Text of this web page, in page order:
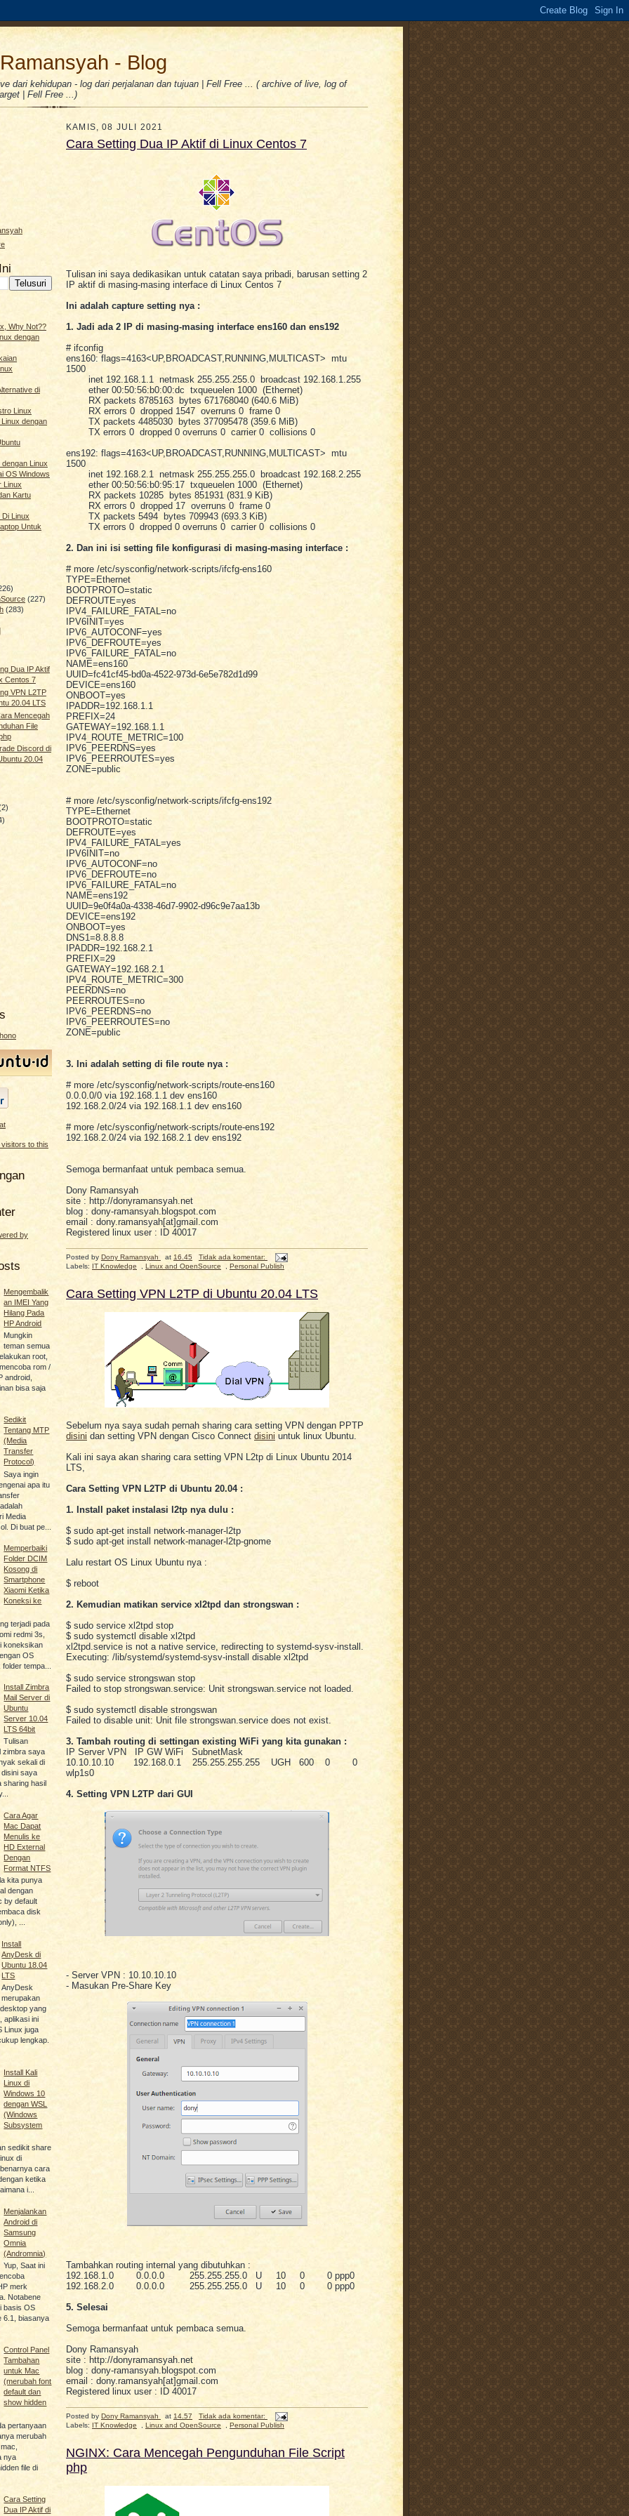
- Blog
dari kehidupan - log dari perjalanan dan tujuan | Fell Free ... ( archive of live, log of
| Fell Free ...)
Why Not??
dengan
di
Linux
dengan
Linux
OS Windows
Linux
Kartu
Linux
Untuk
(227)
(283)
Dua IP Aktif
Centos 7
VPN L2TP
20.04 LTS
Mencegah
File
Discord di
20.04
Mengembalik
an IMEI Yang
Hilang Pada
HP Android
Mungkin
teman semua
root,
rom /
android,
bisa saja
Sedikit
Tentang MTP
(Media
Transfer
Protocol)
Saya ingin
apa itu
Media
Di buat pe...
Memperbaiki
Folder DCIM
Kosong di
Smartphone
Xiaomi Ketika
Koneksi ke
terjadi pada
redmi 3s,
koneksikan
OS
tempa...
Install Zimbra
Mail Server di
Ubuntu
Server 10.04
LTS 64bit
Tulisan
zimbra saya
sekali di
saya
sharing hasil
Cara Agar
Mac Dapat
Menulis ke
HD External
Dengan
Format NTFS
kita punya
dengan
by default
disk
...
Install
AnyDesk di
Ubuntu 18.04
LTS
AnyDesk
merupakan
yang
aplikasi ini
Linux juga
lengkap.
Install Kali
Linux di
Windows 10
dengan WSL
(Windows
Subsystem
sedikit share
di
cara
ketika
i...
Menjalankan
Android di
Samsung
Omnia
(Andromnia)
Yup, Saat ini
merk
Notabene
basis OS
6.1, biasanya
Control Panel
Tambahan
untuk Mac
(merubah font
default dan
show hidden
pertanyaan
merubah
nya
file di
Cara Setting
Dua IP Aktif di
KAMIS, 08 JULI 2021
Cara Setting Dua IP Aktif di Linux Centos 7
Tulisan ini saya dedikasikan untuk catatan saya pribadi, barusan setting 2
IP aktif di masing-masing interface di Linux Centos 7
Ini adalah capture setting nya :
1. Jadi ada 2 IP di masing-masing interface ens160 dan ens192
# ifconfig
ens160: flags=4163<UP,BROADCAST,RUNNING,MULTICAST> mtu
1500
inet 192.168.1.1 netmask 255.255.255.0 broadcast 192.168.1.255
ether 00:50:56:b0:00:dc txqueuelen 1000 (Ethernet)
RX packets 8785163 bytes 671768040 (640.6 MiB)
RX errors 0 dropped 1547 overruns 0 frame 0
TX packets 4485030 bytes 377095478 (359.6 MiB)
TX errors 0 dropped 0 overruns 0 carrier 0 collisions 0
ens192: flags=4163<UP,BROADCAST,RUNNING,MULTICAST> mtu
1500
inet 192.168.2.1 netmask 255.255.255.0 broadcast 192.168.2.255
ether 00:50:56:b0:95:17 txqueuelen 1000 (Ethernet)
RX packets 10285 bytes 851931 (831.9 KiB)
RX errors 0 dropped 17 overruns 0 frame 0
TX packets 5494 bytes 709943 (693.3 KiB)
TX errors 0 dropped 0 overruns 0 carrier 0 collisions 0
2. Dan ini isi setting file konfigurasi di masing-masing interface :
# more /etc/sysconfig/network-scripts/ifcfg-ens160
TYPE=Ethernet
BOOTPROTO=static
DEFROUTE=yes
IPV4_FAILURE_FATAL=no
IPV6INIT=yes
IPV6_AUTOCONF=yes
IPV6_DEFROUTE=yes
IPV6_FAILURE_FATAL=no
NAME=ens160
UUID=fc41cf45-bd0a-4522-973d-6e5e782d1d99
DEVICE=ens160
ONBOOT=yes
IPADDR=192.168.1.1
PREFIX=24
GATEWAY=192.168.1.1
IPV4_ROUTE_METRIC=100
IPV6_PEERDNS=yes
IPV6_PEERROUTES=yes
ZONE=public
# more /etc/sysconfig/network-scripts/ifcfg-ens192
TYPE=Ethernet
BOOTPROTO=static
DEFROUTE=yes
IPV4_FAILURE_FATAL=yes
IPV6INIT=no
IPV6_AUTOCONF=no
IPV6_DEFROUTE=no
IPV6_FAILURE_FATAL=no
NAME=ens192
UUID=9e0f4a0a-4338-46d7-9902-d96c9e7aa13b
DEVICE=ens192
ONBOOT=yes
DNS1=8.8.8.8
IPADDR=192.168.2.1
PREFIX=29
GATEWAY=192.168.2.1
IPV4_ROUTE_METRIC=300
PEERDNS=no
PEERROUTES=no
IPV6_PEERDNS=no
IPV6_PEERROUTES=no
ZONE=public
3. Ini adalah setting di file route nya :
# more /etc/sysconfig/network-scripts/route-ens160
0.0.0.0/0 via 192.168.1.1 dev ens160
192.168.2.0/24 via 192.168.1.1 dev ens160
# more /etc/sysconfig/network-scripts/route-ens192
192.168.2.0/24 via 192.168.2.1 dev ens192
Semoga bermanfaat untuk pembaca semua.
Dony Ramansyah
site : http://donyramansyah.net
blog : dony-ramansyah.blogspot.com
email : dony.ramansyah[at]gmail.com
Registered linux user : ID 40017
Posted by Dony Ramansyah at 16.45
Tidak ada komentar:
Labels: IT Knowledge Linux and OpenSource Personal Publish
Cara Setting VPN L2TP di Ubuntu 20.04 LTS
Sebelum nya saya sudah pernah sharing cara setting VPN dengan PPTP
disini dan setting VPN dengan Cisco Connect disini untuk linux Ubuntu.
Kali ini saya akan sharing cara setting VPN L2tp di Linux Ubuntu 2014
LTS,
Cara Setting VPN L2TP di Ubuntu 20.04 :
1. Install paket instalasi l2tp nya dulu :
$ sudo apt-get install network-manager-l2tp
$ sudo apt-get install network-manager-l2tp-gnome
Lalu restart OS Linux Ubuntu nya :
$ reboot
2. Kemudian matikan service xl2tpd dan strongswan :
$ sudo service xl2tpd stop
$ sudo systemctl disable xl2tpd
xl2tpd.service is not a native service, redirecting to systemd-sysv-install.
Executing: /lib/systemd/systemd-sysv-install disable xl2tpd
$ sudo service strongswan stop
Failed to stop strongswan.service: Unit strongswan.service not loaded.
$ sudo systemctl disable strongswan
Failed to disable unit: Unit file strongswan.service does not exist.
3. Tambah routing di settingan existing WiFi yang kita gunakan :
IP Server VPN IP GW WiFi SubnetMask
10.10.10.10 192.168.0.1 255.255.255.255 UGH 600 0 0
wlp1s0
4. Setting VPN L2TP dari GUI
- Server VPN : 10.10.10.10
- Masukan Pre-Share Key
Tambahkan routing internal yang dibutuhkan :
192.168.1.0 0.0.0.0 255.255.255.0 U 10 0 0 ppp0
192.168.2.0 0.0.0.0 255.255.255.0 U 10 0 0 ppp0
5. Selesai
Semoga bermanfaat untuk pembaca semua.
Dony Ramansyah
site : http://donyramansyah.net
blog : dony-ramansyah.blogspot.com
email : dony.ramansyah[at]gmail.com
Registered linux user : ID 40017
Posted by Dony Ramansyah at 14.57
Tidak ada komentar:
Labels: IT Knowledge Linux and OpenSource Personal Publish
NGINX: Cara Mencegah Pengunduhan File Script
php